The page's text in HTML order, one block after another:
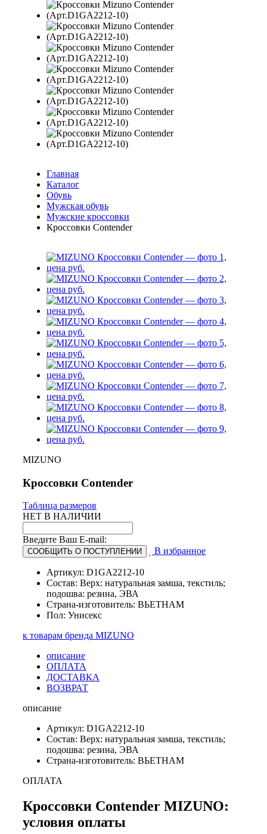
Главная
Каталог
Обувь
Мужская обувь
Мужские кроссовки
Кроссовки Contender
MIZUNO
Кроссовки Contender
Таблица размеров
НЕТ В НАЛИЧИИ
Введите Ваш E-mail:
СООБЩИТЬ О ПОСТУПЛЕНИИ В избранное
Артикул: D1GA2212-10
Состав: Верх: натуральная замша, текстиль;
подошва: резина, ЭВА
Страна-изготовитель: ВЬЕТНАМ
Пол: Унисекс
к товарам бренда MIZUNO
описание
ОПЛАТА
ДОСТАВКА
ВОЗВРАТ
описание
Артикул: D1GA2212-10
Состав: Верх: натуральная замша, текстиль;
подошва: резина, ЭВА
Страна-изготовитель: ВЬЕТНАМ
ОПЛАТА
Кроссовки Contender MIZUNO:
условия оплаты